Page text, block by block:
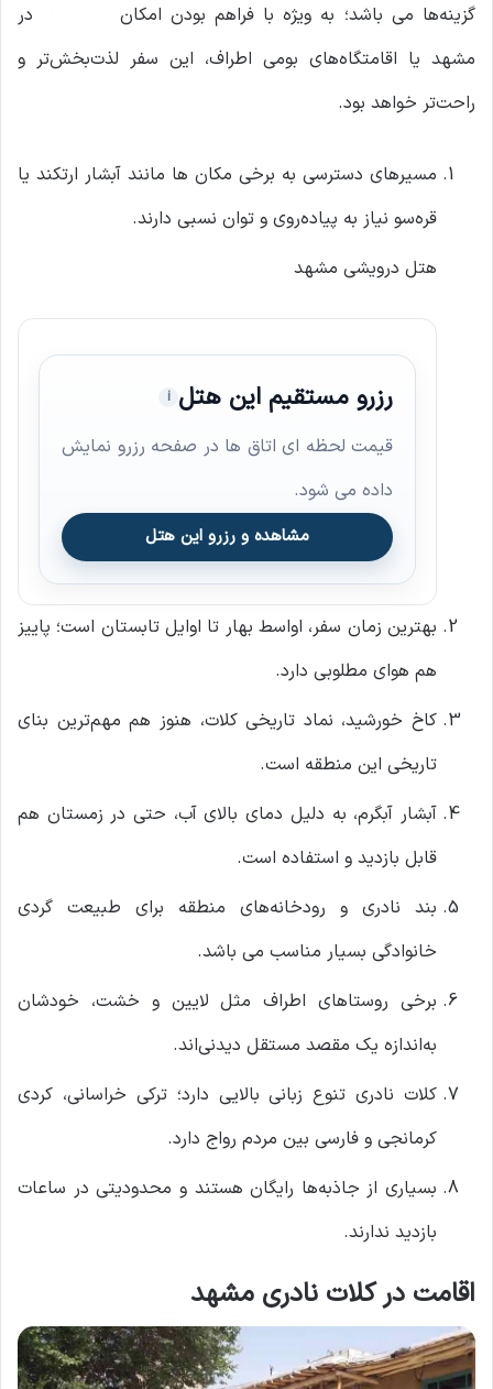
گزینه‌ها می باشد؛ به‌ ویژه با فراهم بودن امکان
در
مشهد یا اقامتگاه‌های بومی اطراف، این سفر لذت‌بخش‌تر و
راحت‌تر خواهد بود.
مسیرهای دسترسی به برخی مکان ها مانند آبشار ارتکند یا
قره‌سو نیاز به پیاده‌روی و توان نسبی دارند.
هتل درویشی مشهد
رزرو مستقیم این هتل i
قیمت لحظه ای اتاق ها در صفحه رزرو نمایش
داده می شود.
مشاهده و رزرو این هتل
بهترین زمان سفر، اواسط بهار تا اوایل تابستان است؛ پاییز
هم هوای مطلوبی دارد.
کاخ خورشید، نماد تاریخی کلات، هنوز هم مهم‌ترین بنای
تاریخی این منطقه است.
آبشار آبگرم، به دلیل دمای بالای آب، حتی در زمستان هم
قابل بازدید و استفاده است.
بند نادری و رودخانه‌های منطقه برای طبیعت ‌گردی
خانوادگی بسیار مناسب می باشد.
برخی روستاهای اطراف مثل لایین و خشت، خودشان
به‌اندازه یک مقصد مستقل دیدنی‌اند.
کلات نادری تنوع زبانی بالایی دارد؛ ترکی خراسانی، کردی
کرمانجی و فارسی بین مردم رواج دارد.
بسیاری از جاذبه‌ها رایگان هستند و محدودیتی در ساعات
بازدید ندارند.
اقامت در کلات نادری مشهد